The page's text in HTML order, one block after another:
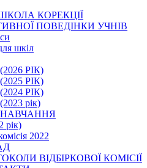
КОРЕКЦІЇ
ПОВЕДІНКИ УЧНІВ
шкіл
РІК)
РІК)
РІК)
рік)
НАВЧАННЯ
рік)
2022
ВІДБІРКОВОЇ КОМІСІЇ